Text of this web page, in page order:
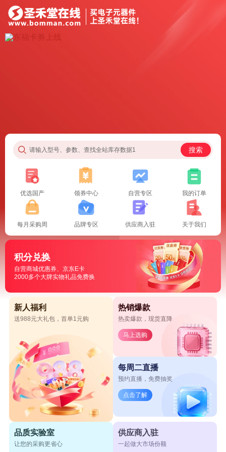
请输入型号、参数、查找全站库存数据1 搜索
优选国产 领券中心 自营专区 我的订单
每月采购周 品牌专区 供应商入驻 关于我们
积分兑换
自营商城优惠券、京东E卡
2000多个大牌实物礼品免费换
新人福利
送988元大礼包，首单1元购
热销爆款
热卖爆款，现货直降
马上选购
每周二直播
预约直播，免费抽奖
点击了解
品质实验室
让您的采购更省心
供应商入驻
一起做大市场份额